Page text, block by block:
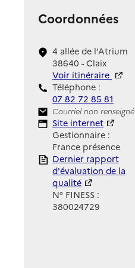
Coordonnées
4 allée de l’Atrium
38640 - Claix
Voir itinéraire
Téléphone :
07 82 72 85 81
Contact
Courriel non renseigné
Site Internet
Site internet
Gestionnaire :
France présence
Rapport HAS
Dernier rapport
d'évaluation de la
qualité
N° FINESS :
380024729